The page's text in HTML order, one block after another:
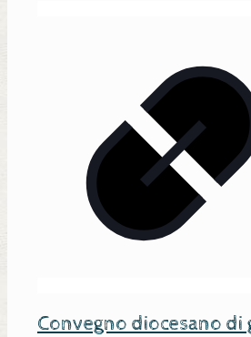
Convegno diocesano di